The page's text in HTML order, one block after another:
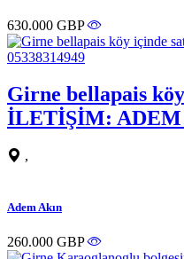
630.000 GBP
Girne bellapais
İLETİŞİM: ADEM
,
Adem Akın
260.000 GBP